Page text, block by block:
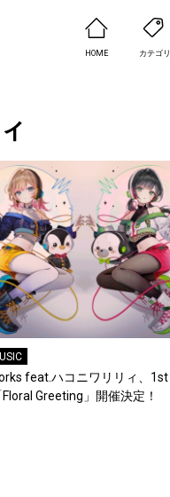
HOME カテゴリ
feat.ハコニワリリィ、1st
Floral Greeting」開催決定！